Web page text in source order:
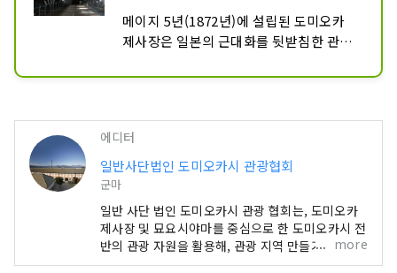
메이지 5년(1872년)에 설립된 도미오카
제사장은 일본의 근대화를 뒷받침한 관영
견소와 서치견소, 제사장 등 창업 당시의
의 제조업 역사를 생생하게 느낄 수 있습니
다.
으며, 도심을 산책하며 일본 산업혁명의 발
자취를 배울 수 있는 관광 명소로 많은 인
기를 얻고 있습니다.
에디터
일반사단법인 도미오카시 관광협회
군마
일반 사단 법인 도미오카시 관광 협회는, 도미오카
제사장 및 묘요시야마를 중심으로 한 도미오카시 전
반의 관광 자원을 활용해, 관광 지역 만들기 법인(등
록 DMO)으로서, 관광에 관련된 사람들과 제휴해
more